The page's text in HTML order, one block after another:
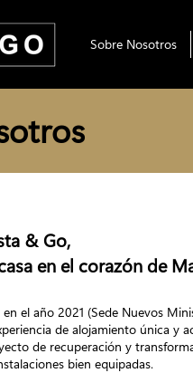
Sobre Nosotros
& Go,
en el corazón de
el año 2021 (Sede Nuevos
de alojamiento única y
de recuperación y
bien equipadas.